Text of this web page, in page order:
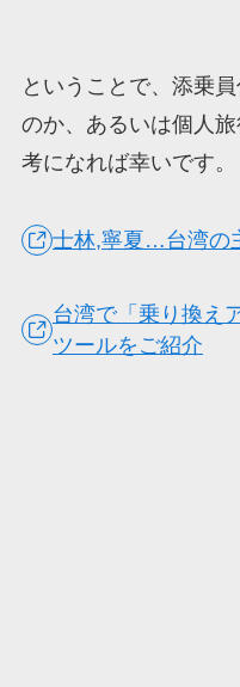
ということで、添乗
のか、あるいは個人
考になれば幸いです。
士林,寧夏…台湾の
台湾で「乗り換え
ツールをご紹介